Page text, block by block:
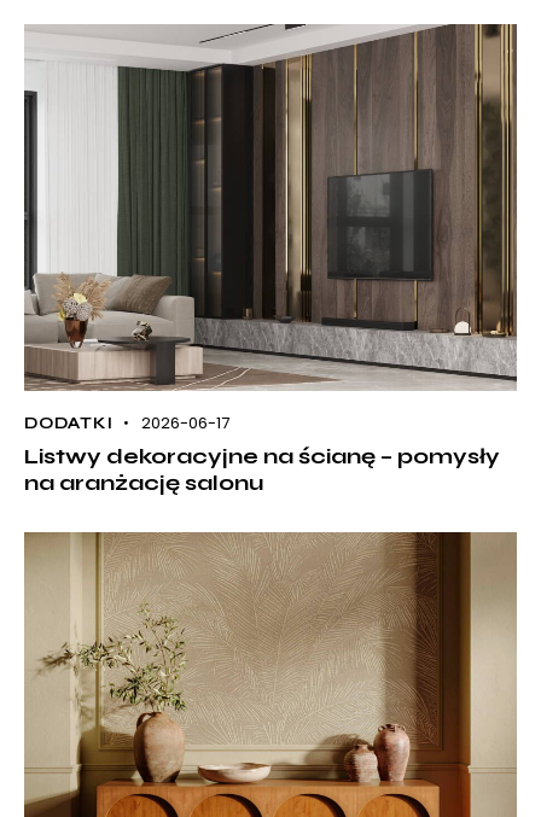
DODATKI 2026-06-17
Listwy dekoracyjne na ścianę – pomysły
na aranżację salonu